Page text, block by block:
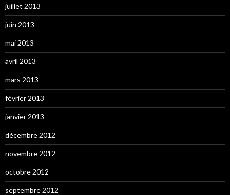
juillet 2013
juin 2013
mai 2013
avril 2013
mars 2013
février 2013
janvier 2013
décembre 2012
novembre 2012
octobre 2012
septembre 2012